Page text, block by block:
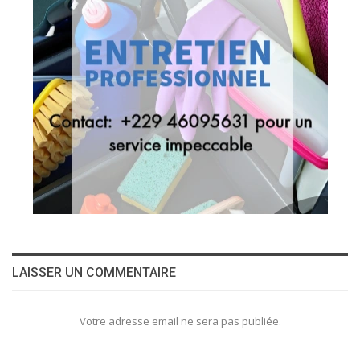
LAISSER UN COMMENTAIRE
Votre adresse email ne sera pas publiée.